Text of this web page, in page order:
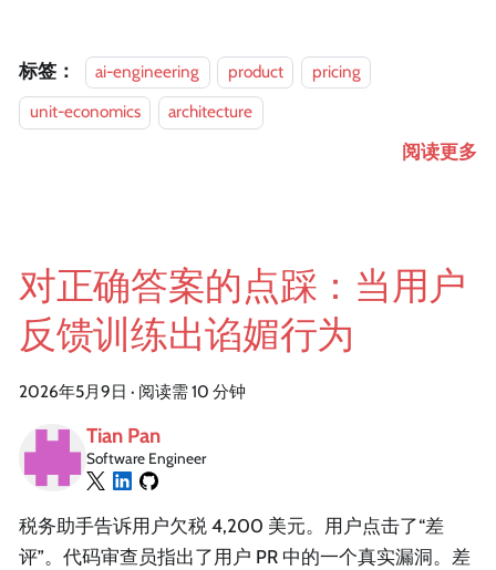
标签： ai-engineering product
pricing
unit-economics
architecture
阅读更多
对正确答案的点踩：当用户
反馈训练出谄媚行为
2026年5月9日 · 阅读需 10 分钟
Tian Pan
Software Engineer
税务助手告诉用户欠税 4,200 美元。用户点击了“差
评”。代码审查员指出了用户 PR 中的一个真实漏洞。差